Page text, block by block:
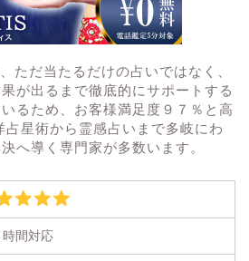
ただ当たるだけの占いではなく、
が出るまで徹底的にサポートする
るため、お客様満足度９７％と高
星術から霊感占いまで多岐にわ
へ導く専門家が多数います。
時間対応